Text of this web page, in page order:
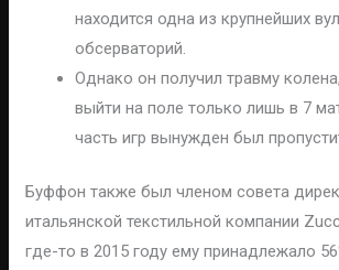
находится одна из крупнейших
обсерваторий.
Однако он получил травму
выйти на поле только лишь в 7
часть игр вынужден был
Буффон также был членом совета
итальянской текстильной компании
где-то в 2015 году ему принадлежало